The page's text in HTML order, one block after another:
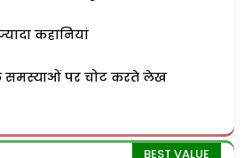
कहानियां
समस्याओं पर चोट करते लेख